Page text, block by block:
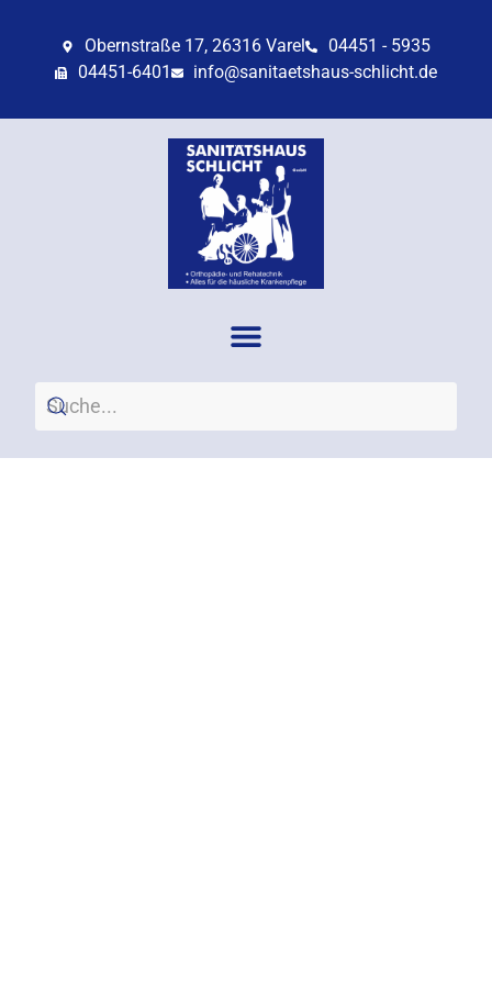
Obernstraße 17, 26316 Varel
04451 - 5935
04451-6401
info@sanitaetshaus-schlicht.de